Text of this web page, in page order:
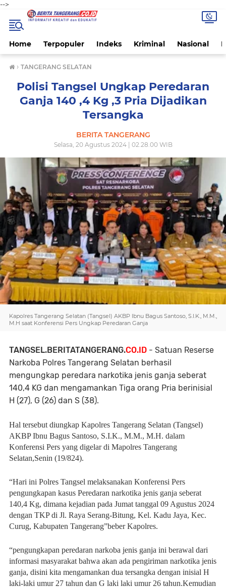
-->
Home Terpopuler Indeks Kriminal Nasional
› TANGERANG SELATAN
Polisi Tangsel Ungkap Peredaran
Ganja 140 ,4 Kg ,3 Pria Dijadikan
Tersangka
BERITA TANGERANG
Selasa, 20 Agustus 2024 | 02.28.00 WIB
Kapolres Tangerang Selatan (Tangsel) AKBP Ibnu Bagus Santoso, S.I.K., M.M.,
M.H saat Konferensi Pers Ungkap Peredaran Ganja
TANGSEL.BERITATANGERANG.CO.ID - Satuan Reserse
Narkoba Polres Tangerang Selatan berhasil
mengungkap peredara narkotika jenis ganja seberat
140,4 KG dan mengamankan Tiga orang Pria berinisial
H (27), G (26) dan S (38).
Hal tersebut diungkap Kapolres Tangerang Selatan (Tangsel)
AKBP Ibnu Bagus Santoso, S.I.K., M.M., M.H. dalam
Konferensi Pers yang digelar di Mapolres Tangerang
Selatan,Senin (19/824).
“Hari ini Polres Tangsel melaksanakan Konferensi Pers
pengungkapan kasus Peredaran narkotika jenis ganja seberat
140,4 Kg, dimana kejadian pada Jumat tanggal 09 Agustus 2024
dengan TKP di Jl. Raya Serang-Bitung, Kel. Kadu Jaya, Kec.
Curug, Kabupaten Tangerang”beber Kapolres.
“pengungkapan peredaran narkoba jenis ganja ini berawal dari
informasi masyarakat bahwa akan ada pengiriman narkotika jenis
ganja, disini kita mengamankan dua tersangka dengan inisial H
laki-laki umur 27 tahun dan G laki laki umur 26 tahun.Kemudian